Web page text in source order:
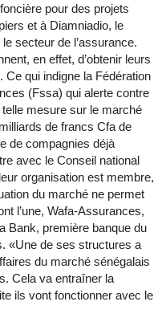
pour des projets
et à Diamniadio, le
secteur de l’assurance.
en effet, d’obtenir leurs
qui indigne la Fédération
(Fssa) qui alerte contre
mesure sur le marché
de francs Cfa de
de compagnies déjà
avec le Conseil national
organisation est membre,
du marché ne permet
l’une, Wafa-Assurances,
Bank, première banque du
«Une de ses structures a
du marché sénégalais
Cela va entraîner la
ils vont fonctionner avec le